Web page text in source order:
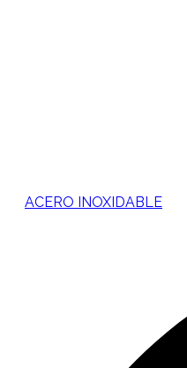
ACERO INOXIDABLE